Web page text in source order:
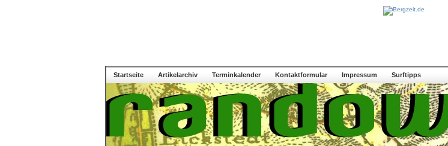
Startseite Artikelarchiv Terminkalender Kontaktformular Impressum Surftipps